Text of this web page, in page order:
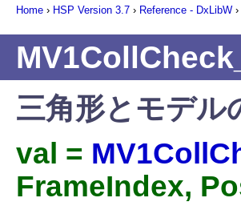
Home › HSP Version 3.7 › Reference - DxLibW ›
三角形とモデル
val =
FrameIndex,